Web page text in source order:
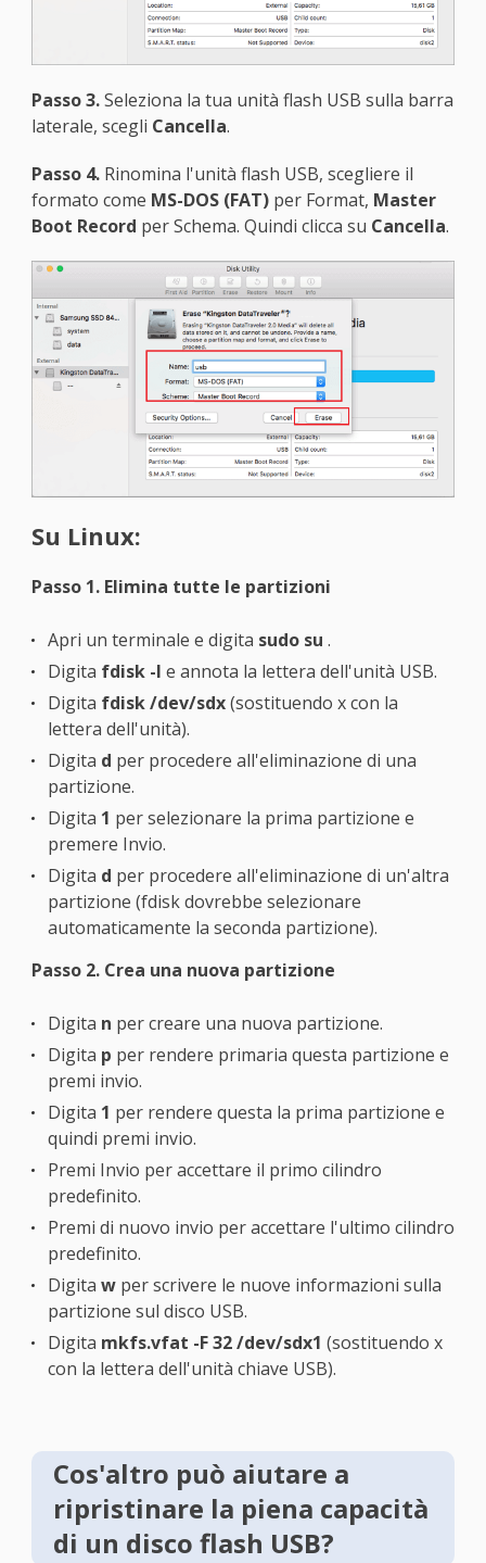
Passo 3.Seleziona la tua unità flash USB sulla barra
laterale, scegli Cancella.
Passo 4.Rinomina l'unità flash USB, scegliere il
formato come MS-DOS (FAT)per Format, Master
Boot Record per Schema. Quindi clicca su Cancella.
Su Linux:
Passo 1. Elimina tutte le partizioni
Apri un terminale e digita sudo su .
Digita fdisk -l e annota la lettera dell'unità USB.
Digita fdisk /dev/sdx(sostituendo x con la
lettera dell'unità).
Digita d per procedere all'eliminazione di una
partizione.
Digita 1 per selezionare la prima partizione e
premere Invio.
Digita d per procedere all'eliminazione di un'altra
partizione (fdisk dovrebbe selezionare
automaticamente la seconda partizione).
Passo 2. Crea una nuova partizione
Digita n per creare una nuova partizione.
Digita p per rendere primaria questa partizione e
premi invio.
Digita 1 per rendere questa la prima partizione e
quindi premi invio.
Premi Invio per accettare il primo cilindro
predefinito.
Premi di nuovo invio per accettare l'ultimo cilindro
predefinito.
Digita wper scrivere le nuove informazioni sulla
partizione sul disco USB.
Digita mkfs.vfat -F 32 /dev/sdx1 (sostituendo x
con la lettera dell'unità chiave USB).
Cos'altro può aiutare a
ripristinare la piena capacità
di un disco flash USB?